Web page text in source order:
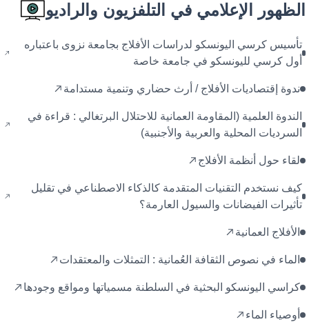
الظهور الإعلامي في التلفزيون والراديو
تأسيس كرسي اليونسكو لدراسات الأفلاج بجامعة نزوى باعتباره
أول كرسي لليونسكو في جامعة خاصة
ندوة إقتصاديات الأفلاج / أرث حضاري وتنمية مستدامة
الندوة العلمية (المقاومة العمانية للاحتلال البرتغالي : قراءة في
السرديات المحلية والعربية والأجنبية)
لقاء حول أنظمة الأفلاج
كيف نستخدم التقنيات المتقدمة كالذكاء الاصطناعي في تقليل
تأثيرات الفيضانات والسيول العارمة؟
الأفلاج العمانية
الماء في نصوص الثقافة العُمانية : التمثلات والمعتقدات
كراسي اليونسكو البحثية في السلطنة مسمياتها ومواقع وجودها
أوصياء الماء